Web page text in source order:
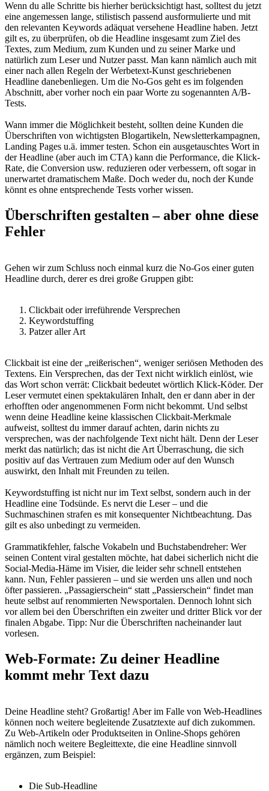
Wenn du alle Schritte bis hierher berücksichtigt hast, solltest du jetzt
eine angemessen lange, stilistisch passend ausformulierte und mit
den relevanten Keywords adäquat versehene Headline haben. Jetzt
gilt es, zu überprüfen, ob die Headline insgesamt zum Ziel des
Textes, zum Medium, zum Kunden und zu seiner Marke und
natürlich zum Leser und Nutzer passt. Man kann nämlich auch mit
einer nach allen Regeln der Werbetext-Kunst geschriebenen
Headline danebenliegen. Um die No-Gos geht es im folgenden
Abschnitt, aber vorher noch ein paar Worte zu sogenannten A/B-
Tests.
Wann immer die Möglichkeit besteht, sollten deine Kunden die
Überschriften von wichtigsten Blogartikeln, Newsletterkampagnen,
Landing Pages u.ä. immer testen. Schon ein ausgetauschtes Wort in
der Headline (aber auch im CTA) kann die Performance, die Klick-
Rate, die Conversion usw. reduzieren oder verbessern, oft sogar in
unerwartet dramatischem Maße. Doch weder du, noch der Kunde
könnt es ohne entsprechende Tests vorher wissen.
Überschriften gestalten – aber ohne diese
Fehler
Gehen wir zum Schluss noch einmal kurz die No-Gos einer guten
Headline durch, derer es drei große Gruppen gibt:
Clickbait oder irreführende Versprechen
Keywordstuffing
Patzer aller Art
Clickbait ist eine der „reißerischen“, weniger seriösen Methoden des
Textens. Ein Versprechen, das der Text nicht wirklich einlöst, wie
das Wort schon verrät: Clickbait bedeutet wörtlich Klick-Köder. Der
Leser vermutet einen spektakulären Inhalt, den er dann aber in der
erhofften oder angenommenen Form nicht bekommt. Und selbst
wenn deine Headline keine klassischen Clickbait-Merkmale
aufweist, solltest du immer darauf achten, darin nichts zu
versprechen, was der nachfolgende Text nicht hält. Denn der Leser
merkt das natürlich; das ist nicht die Art Überraschung, die sich
positiv auf das Vertrauen zum Medium oder auf den Wunsch
auswirkt, den Inhalt mit Freunden zu teilen.
Keywordstuffing ist nicht nur im Text selbst, sondern auch in der
Headline eine Todsünde. Es nervt die Leser – und die
Suchmaschinen strafen es mit konsequenter Nichtbeachtung. Das
gilt es also unbedingt zu vermeiden.
Grammatikfehler, falsche Vokabeln und Buchstabendreher: Wer
seinen Content viral gestalten möchte, hat dabei sicherlich nicht die
Social-Media-Häme im Visier, die leider sehr schnell entstehen
kann. Nun, Fehler passieren – und sie werden uns allen und noch
öfter passieren. „Passagierschein“ statt „Passierschein“ findet man
heute selbst auf renommierten Newsportalen. Dennoch lohnt sich
vor allem bei den Überschriften ein zweiter und dritter Blick vor der
finalen Abgabe. Tipp: Nur die Überschriften nacheinander laut
vorlesen.
Web-Formate: Zu deiner Headline
kommt mehr Text dazu
Deine Headline steht? Großartig! Aber im Falle von Web-Headlines
können noch weitere begleitende Zusatztexte auf dich zukommen.
Zu Web-Artikeln oder Produktseiten in Online-Shops gehören
nämlich noch weitere Begleittexte, die eine Headline sinnvoll
ergänzen, zum Beispiel:
Die Sub-Headline